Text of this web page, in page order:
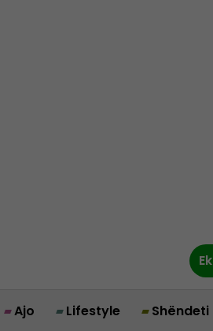
Ajo Lifestyle Shëndeti